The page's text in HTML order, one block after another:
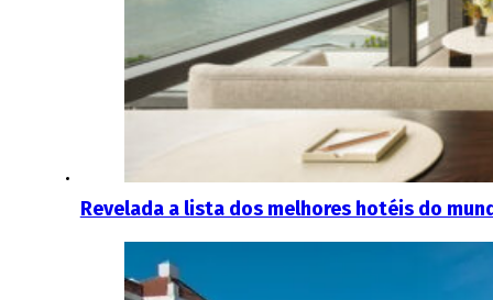
Revelada a lista dos melhores hotéis do